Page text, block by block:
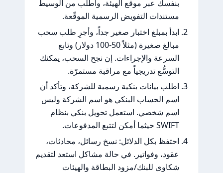
بنفسك عبر موقع الهيئة، واطلب من الوسيط
مستندات التفويض الرسمية الموقّعة.
ابدأ بمبلغ اختبار صغير جداً، وأجرِ طلب سحب
مبالغ صغيرة (مثلاً 50-100 دولار) وتابع
السرعة والإجراءات. إن نجح السحب، يمكنك
التوسُّع تدريجياً مع مراقبة مستمرّة.
اطلب بيانات بنكية رسمية للشركة، وتأكد أن
اسم الحساب البنكي هو اسم الشركة وليس
اسم شخصي. استعمل تحويل بنكي بنظام
SWIFT حيثما أمكن لتتبع المدفوعات.
احتفظ بكل الدلائل: نسخ رسائل، محادثات،
عقود، وفواتير. في حالة مشاكل استعد لتقديم
شكاوى للبنك/مزود البطاقة والهيئات